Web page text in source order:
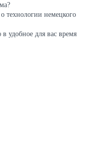
?
технологии немецкого
удобное для вас время